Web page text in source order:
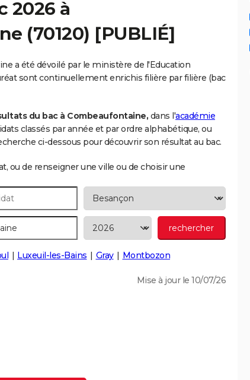
2026 à
(70120) [PUBLIÉ]
a été dévoilé par le ministère de l'Education
sont continuellement enrichis filière par filière (bac
du bac à Combeaufontaine, dans l'académie
classés par année et par ordre alphabétique, ou
ci-dessous pour découvrir son résultat au bac.
ou de renseigner une ville ou de choisir une
Luxeuil-les-Bains Gray Montbozon
Mise à jour le 10/07/26